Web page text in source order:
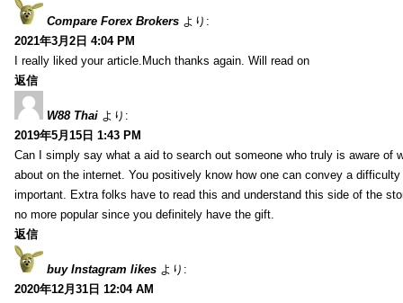
Compare Forex Brokers より:
2021年3月2日 4:04 PM
I really liked your article.Much thanks again. Will read on
返信
W88 Thai より:
2019年5月15日 1:43 PM
Can I simply say what a aid to search out someone who truly is aware of
about on the internet. You positively know how one can convey a
important. Extra folks have to read this and understand this side of the
no more popular since you definitely have the gift.
返信
buy Instagram likes より:
2020年12月31日 12:04 AM